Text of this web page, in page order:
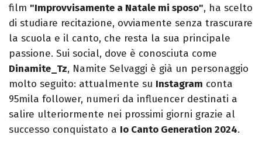
film "Improvvisamente a Natale mi sposo", ha scelto
di studiare recitazione, ovviamente senza trascurare
la scuola e il canto, che resta la sua principale
passione. Sui social, dove è conosciuta come
Dinamite_Tz, Namite Selvaggi è già un personaggio
molto seguito: attualmente su Instagram conta
95mila follower, numeri da influencer destinati a
salire ulteriormente nei prossimi giorni grazie al
successo conquistato a Io Canto Generation 2024.